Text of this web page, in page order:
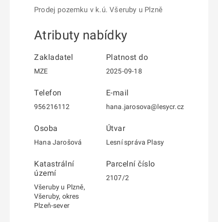
Prodej pozemku v k.ú. Všeruby u Plzně
Atributy nabídky
Zakladatel
MZE
Platnost do
2025-09-18
Telefon
956216112
E-mail
hana.jarosova@lesycr.cz
Osoba
Hana Jarošová
Útvar
Lesní správa Plasy
Katastrální
území
Všeruby u Plzně,
Všeruby, okres
Plzeň-sever
Parcelní číslo
2107/2